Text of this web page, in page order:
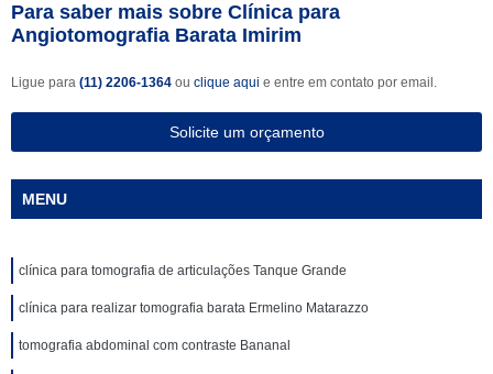
Para saber mais sobre Clínica para
Angiotomografia Barata Imirim
Ligue para (11) 2206-1364 ou clique aqui e entre em contato por email.
Solicite um orçamento
MENU
clínica para tomografia de articulações Tanque Grande
clínica para realizar tomografia barata Ermelino Matarazzo
tomografia abdominal com contraste Bananal